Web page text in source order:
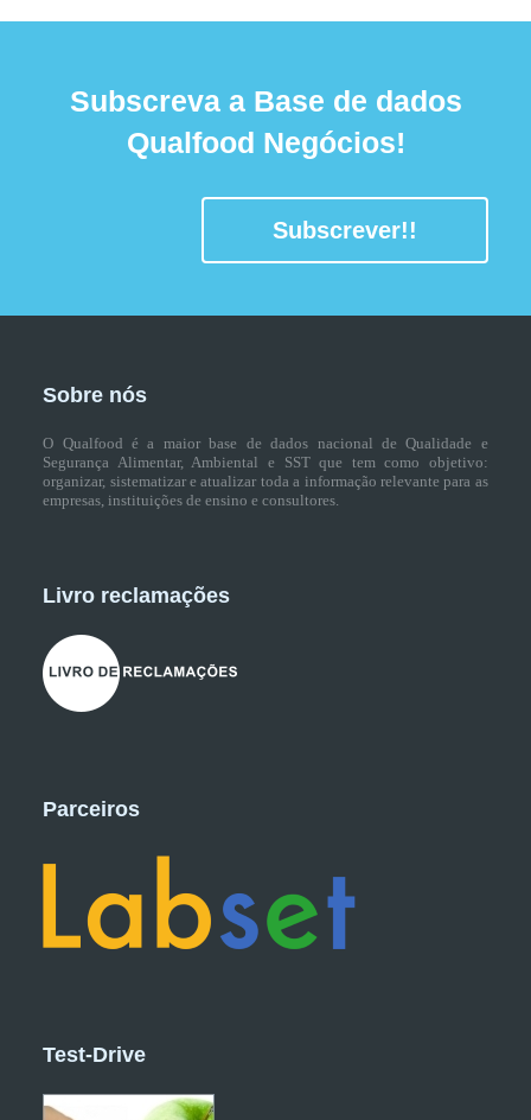
Subscreva a Base de dados
Qualfood Negócios!
Subscrever!!
Sobre nós
O Qualfood é a maior base de dados nacional de Qualidade e
Segurança Alimentar, Ambiental e SST que tem como objetivo:
organizar, sistematizar e atualizar toda a informação relevante para as
empresas, instituições de ensino e consultores.
Livro reclamações
Parceiros
Test-Drive